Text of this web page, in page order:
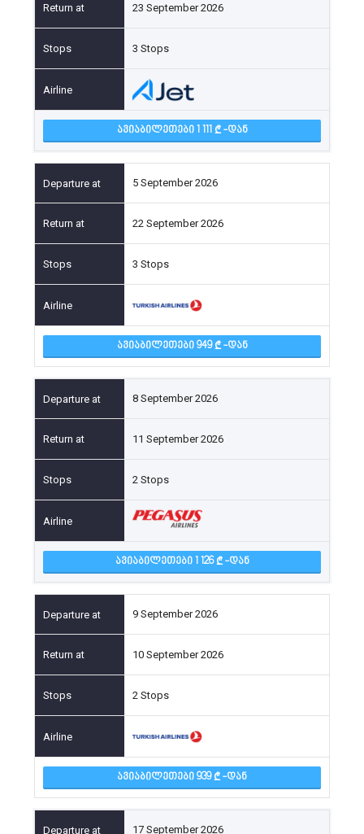
23 September 2026
3 Stops
ᲐᲕᲘᲐᲑᲘᲚᲔᲗᲔᲑᲘ 1 111 -ᲓᲐᲜ
5 September 2026
22 September 2026
3 Stops
ᲐᲕᲘᲐᲑᲘᲚᲔᲗᲔᲑᲘ 949 -ᲓᲐᲜ
8 September 2026
11 September 2026
2 Stops
ᲐᲕᲘᲐᲑᲘᲚᲔᲗᲔᲑᲘ 1 126 -ᲓᲐᲜ
9 September 2026
10 September 2026
2 Stops
ᲐᲕᲘᲐᲑᲘᲚᲔᲗᲔᲑᲘ 939 -ᲓᲐᲜ
17 September 2026